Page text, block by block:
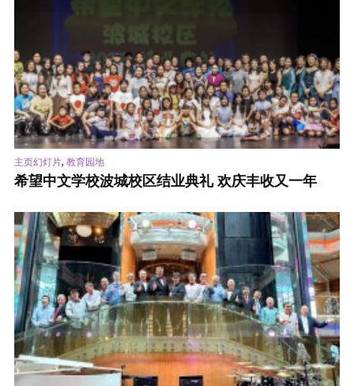
主页幻灯片, 教育园地
希望中文学校波城校区结业典礼 欢庆丰收又一年